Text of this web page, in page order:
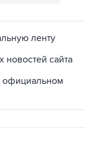
ленту
новостей сайта
официальном